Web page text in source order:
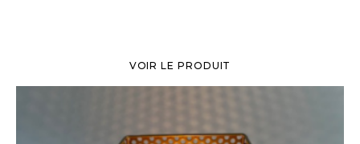
VOIR LE PRODUIT